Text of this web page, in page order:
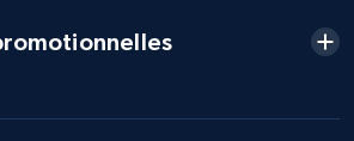
Root category, and